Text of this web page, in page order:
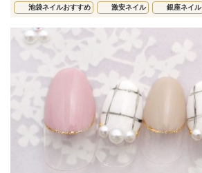
池袋ネイルおすすめ 激安ネイル 銀座ネイル